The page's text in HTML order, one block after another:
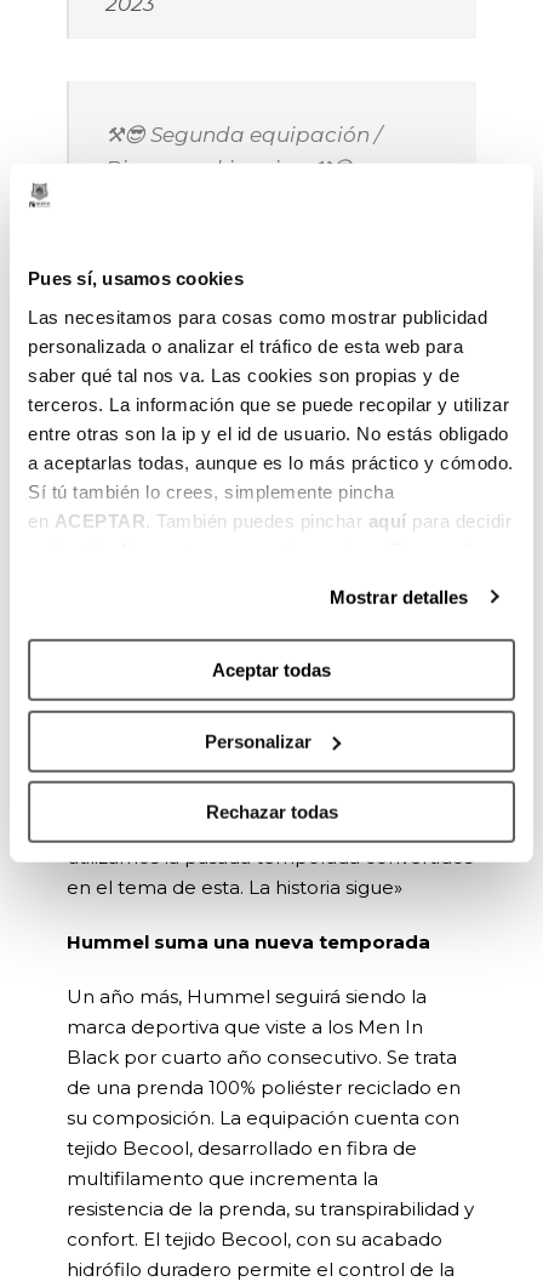
Pues sí, usamos cookies
Las necesitamos para cosas como mostrar publicidad
personalizada o analizar el tráfico de esta web para
saber qué tal nos va. Las cookies son propias y de
terceros. La información que se puede recopilar y utilizar
entre otras son la ip y el id de usuario. No estás obligado
a aceptarlas todas, aunque es lo más práctico y cómodo.
Sí tú también lo crees, simplemente pincha
en ACEPTAR . También puedes pinchar aquí para decidir
Mostrar detalles
Aceptar todas
Personalizar
Rechazar todas
⚒️😎 Segunda equipación /
Bigarren ekipazioa ⚒️😎
@hummelspain
pic.twitter.com/P5UX9FzlE3
— Surne Bilbao Basket 😎
(@bilbaobasket)September 1,
2023
Sobre la presencia del escudo minero,
equipaciones reflejan nuestra historia,
recordadas con detalles. Este nuevo logo es
el elemento icónico nuclear de nuestra
nueva piel». También ha detallado la
composición del cubre de entrenamiento.
«Los diamantes de las mangas de la
de los icónicos rombos de Bilbao Arena que
utilizamos la pasada temporada convertidos
en el tema de esta. La historia sigue»
Hummel suma una nueva temporada
Un año más, Hummel seguirá siendo la
marca deportiva que viste a los Men In
Black por cuarto año consecutivo. Se trata
de una prenda 100% poliéster reciclado en
su composición. La equipación cuenta con
tejido Becool, desarrollado en fibra de
multifilamento que incrementa la
resistencia de la prenda, su transpirabilidad y
confort. El tejido Becool, con su acabado
hidrófilo duradero permite el control de la